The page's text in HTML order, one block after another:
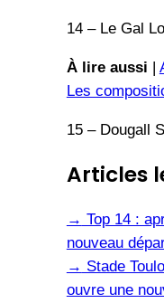
14 – Le Gal
À lire aussi |
Les
15 – Dougall
Articles
→ Top 14 :
nouveau
→ Stade
ouvre une